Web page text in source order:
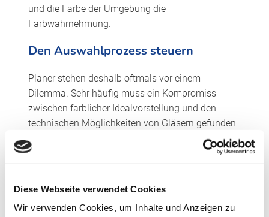
Diese Webseite verwendet Cookies
Wir verwenden Cookies, um Inhalte und Anzeigen zu
und die Farbe der Umgebung die
Farbwahrnehmung.
Den Auswahlprozess steuern
Planer stehen deshalb oftmals vor einem
Dilemma. Sehr häufig muss ein Kompromiss
zwischen farblicher Idealvorstellung und den
technischen Möglichkeiten von Gläsern gefunden
werden. Mit den bau-physikalischen
Eigenschaften wie Wärmedämmung,
stehen Größen zu Beginn des Auswahlprozesses
geringem Maße beeinflussbar sind. Diese